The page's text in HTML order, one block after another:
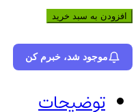
افزودن به سبد خرید
موجود شد، خبرم کن
توضیحات